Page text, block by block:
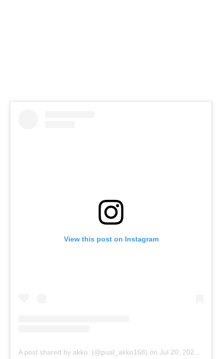
View this post on Instagram
A post shared by akko. (@pual_akko168) on Jul 20, 2020 at 6:14am PDT